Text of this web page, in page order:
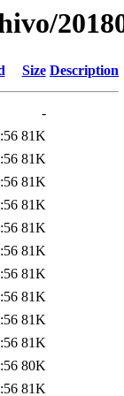
Size Description
-
81K
81K
81K
81K
81K
81K
81K
81K
81K
81K
80K
81K